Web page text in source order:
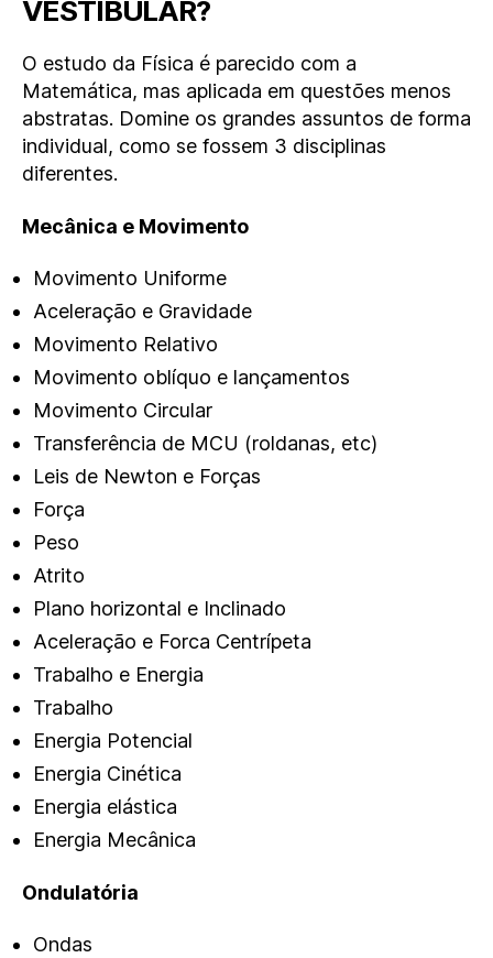
VESTIBULAR?
O estudo da Física é parecido com a
Matemática, mas aplicada em questões menos
abstratas. Domine os grandes assuntos de forma
individual, como se fossem 3 disciplinas
diferentes.
Mecânica e Movimento
Movimento Uniforme
Aceleração e Gravidade
Movimento Relativo
Movimento oblíquo e lançamentos
Movimento Circular
Transferência de MCU (roldanas, etc)
Leis de Newton e Forças
Força
Peso
Atrito
Plano horizontal e Inclinado
Aceleração e Forca Centrípeta
Trabalho e Energia
Trabalho
Energia Potencial
Energia Cinética
Energia elástica
Energia Mecânica
Ondulatória
Ondas